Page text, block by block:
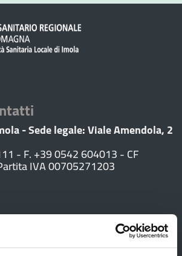
- Sede legale: Viale Amendola, 2
- F. +39 0542 604013 - CF
IVA 00705271203